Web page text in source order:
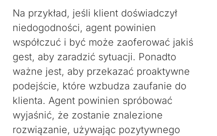
Na przykład, jeśli klient doświadczył
niedogodności, agent powinien
współczuć i być może zaoferować jakiś
gest, aby zaradzić sytuacji. Ponadto
ważne jest, aby przekazać proaktywne
podejście, które wzbudza zaufanie do
klienta. Agent powinien spróbować
wyjaśnić, że zostanie znalezione
rozwiązanie, używając pozytywnego